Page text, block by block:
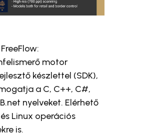
motor
készlettel (SDK),
a C, C++, C#,
nyelveket. Elérhető
Linux operációs
is.